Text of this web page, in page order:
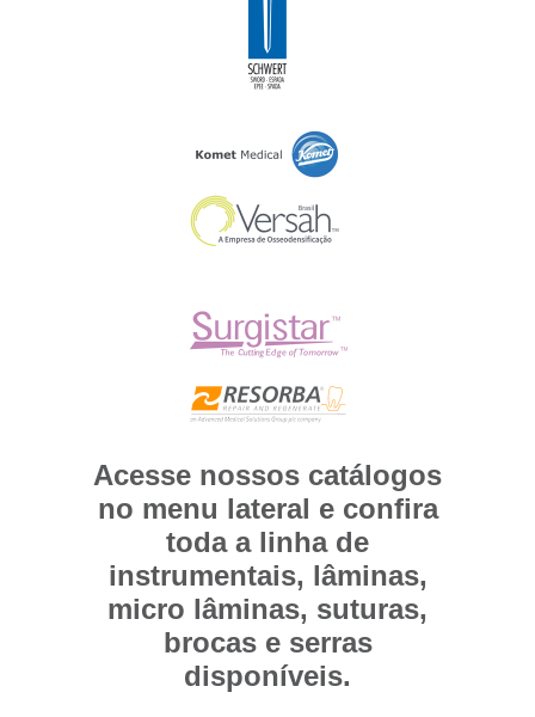
Acesse nossos catálogos
no menu lateral e confira
toda a linha de
instrumentais, lâminas,
micro lâminas, suturas,
brocas e serras
disponíveis.